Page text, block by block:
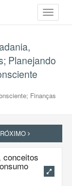
Toggle
Planejando
Finanças
conceitos